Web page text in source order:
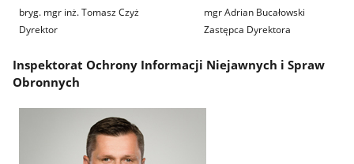
bryg. mgr inż. Tomasz Czyż
Dyrektor
mgr Adrian Bucałowski
Zastępca Dyrektora
Inspektorat Ochrony Informacji Niejawnych i Spraw
Obronnych